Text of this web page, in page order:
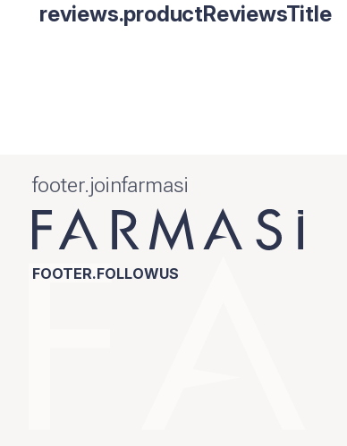
reviews.productReviewsTitle
footer.joinfarmasi
FOOTER.FOLLOWUS